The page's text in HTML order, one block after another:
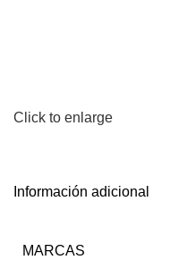
Click to enlarge
Información adicional
MARCAS